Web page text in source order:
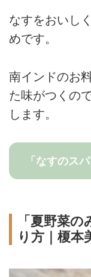
なすをおいし
めです。
南インドのお
た味がつくの
します。
「なすのス
「夏野菜
り方｜榎本